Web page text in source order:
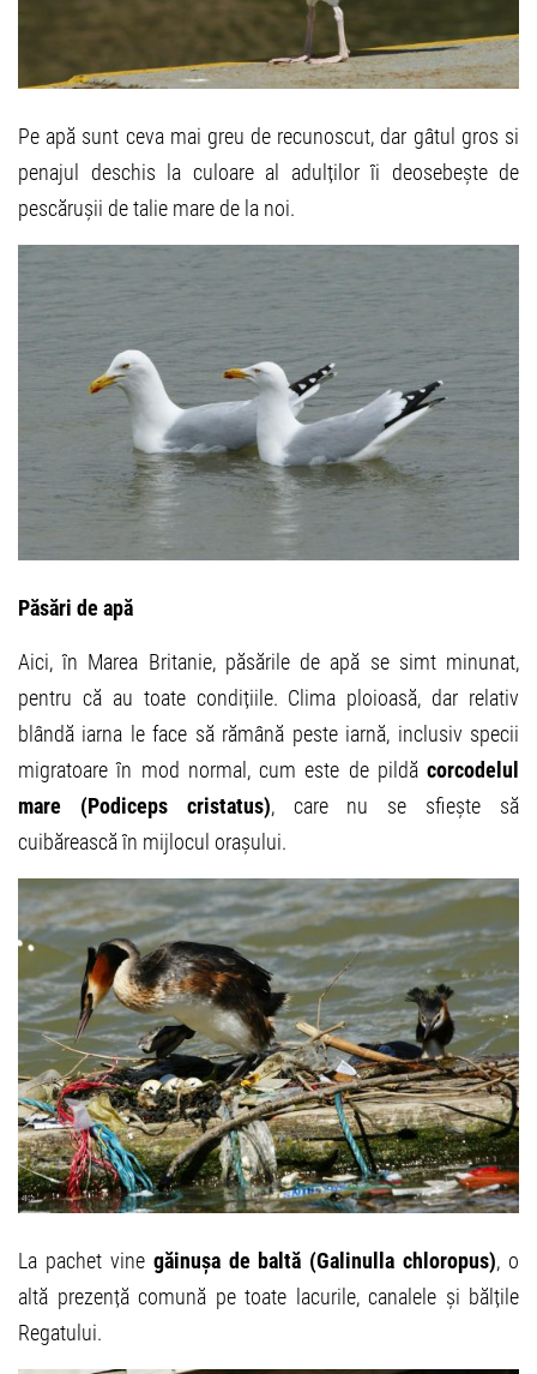
Pe apă sunt ceva mai greu de recunoscut, dar gâtul gros si
penajul deschis la culoare al adulților îi deosebește de
pescărușii de talie mare de la noi.
Păsări de apă
Aici, în Marea Britanie, păsările de apă se simt minunat,
pentru că au toate condițiile. Clima ploioasă, dar relativ
blândă iarna le face să rămână peste iarnă, inclusiv specii
migratoare în mod normal, cum este de pildă corcodelul
mare (Podiceps cristatus), care nu se sfiește să
cuibărească în mijlocul orașului.
La pachet vine găinușa de baltă (Galinulla chloropus), o
altă prezență comună pe toate lacurile, canalele și bălțile
Regatului.